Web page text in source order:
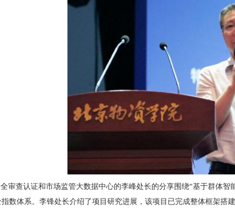
审查认证和市场监管大数据中心的李峰处长的分享围绕”基于群体智
数体系。 李锋处长介绍了项目研究进展，该项目已完成整体框架搭